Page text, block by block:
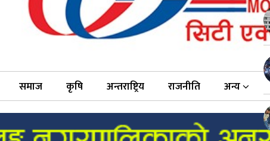
समाज कृषि अन्तराष्ट्रिय राजनीति अन्य